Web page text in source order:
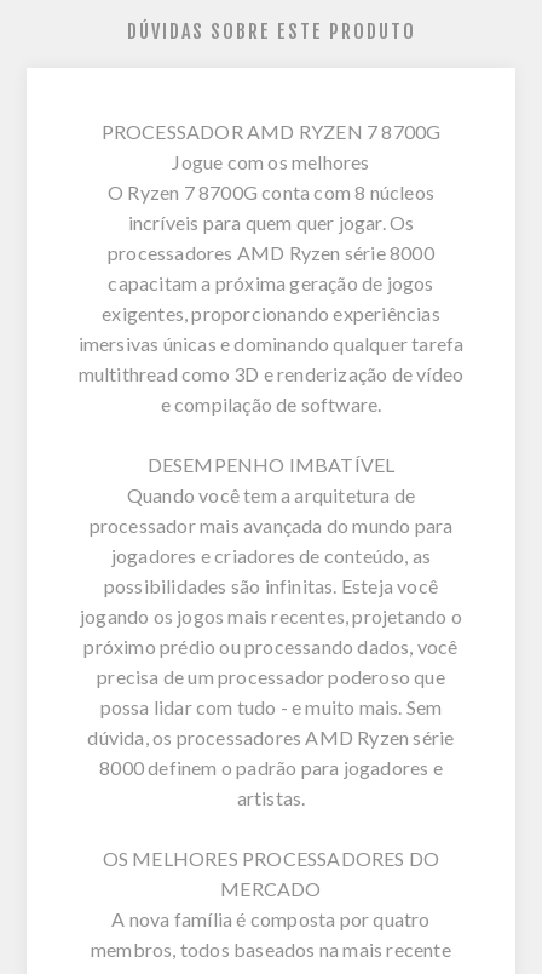
DÚVIDAS SOBRE ESTE PRODUTO
PROCESSADOR AMD RYZEN 7 8700G
Jogue com os melhores
O Ryzen 7 8700G conta com 8 núcleos
incríveis para quem quer jogar. Os
processadores AMD Ryzen série 8000
capacitam a próxima geração de jogos
exigentes, proporcionando experiências
imersivas únicas e dominando qualquer tarefa
multithread como 3D e renderização de vídeo
e compilação de software.
DESEMPENHO IMBATÍVEL
Quando você tem a arquitetura de
processador mais avançada do mundo para
jogadores e criadores de conteúdo, as
possibilidades são infinitas. Esteja você
jogando os jogos mais recentes, projetando o
próximo prédio ou processando dados, você
precisa de um processador poderoso que
possa lidar com tudo - e muito mais. Sem
dúvida, os processadores AMD Ryzen série
8000 definem o padrão para jogadores e
artistas.
OS MELHORES PROCESSADORES DO
MERCADO
A nova família é composta por quatro
membros, todos baseados na mais recente